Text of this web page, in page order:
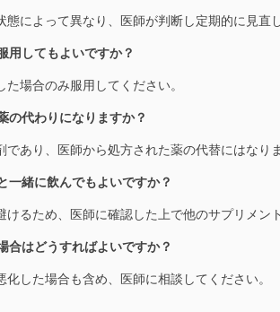
態によって異なり、医師が判断し定期的に見直し
用してもよいですか？
場合のみ服用してください。
の代わりになりますか？
であり、医師から処方された薬の代替にはなりま
一緒に飲んでもよいですか？
けるため、医師に確認した上で他のサプリメン
合はどうすればよいですか？
化した場合も含め、医師に相談してください。